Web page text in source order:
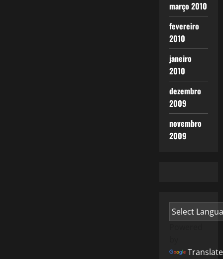
março 2010
fevereiro
2010
janeiro
2010
dezembro
2009
novembro
2009
Translate